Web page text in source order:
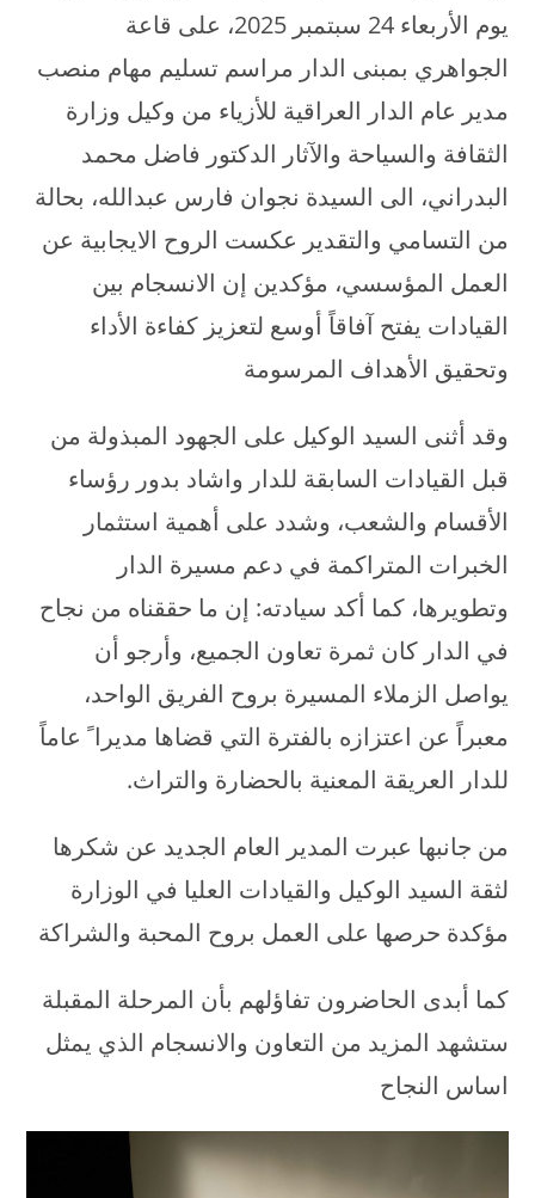
يوم الأربعاء 24 سبتمبر 2025، على قاعة
الجواهري بمبنى الدار مراسم تسليم مهام منصب
مدير عام الدار العراقية للأزياء من وكيل وزارة
الثقافة والسياحة والآثار الدكتور فاضل محمد
البدراني، الى السيدة نجوان فارس عبدالله، بحالة
من التسامي والتقدير عكست الروح الايجابية عن
العمل المؤسسي، مؤكدين إن الانسجام بين
القيادات يفتح آفاقاً أوسع لتعزيز كفاءة الأداء
وتحقيق الأهداف المرسومة
وقد أثنى السيد الوكيل على الجهود المبذولة من
قبل القيادات السابقة للدار واشاد بدور رؤساء
الأقسام والشعب، وشدد على أهمية استثمار
الخبرات المتراكمة في دعم مسيرة الدار
وتطويرها، كما أكد سيادته: إن ما حققناه من نجاح
في الدار كان ثمرة تعاون الجميع، وأرجو أن
يواصل الزملاء المسيرة بروح الفريق الواحد،
معبراً عن اعتزازه بالفترة التي قضاها مديرا ً عاماً
للدار العريقة المعنية بالحضارة والتراث.
من جانبها عبرت المدير العام الجديد عن شكرها
لثقة السيد الوكيل والقيادات العليا في الوزارة
مؤكدة حرصها على العمل بروح المحبة والشراكة
كما أبدى الحاضرون تفاؤلهم بأن المرحلة المقبلة
ستشهد المزيد من التعاون والانسجام الذي يمثل
اساس النجاح